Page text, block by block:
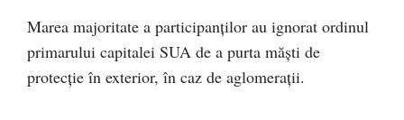
Marea majoritate a participanților au ignorat ordinul
primarului capitalei SUA de a purta măști de
protecție în exterior, în caz de aglomerații.